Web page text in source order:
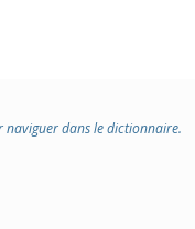
naviguer dans le dictionnaire.